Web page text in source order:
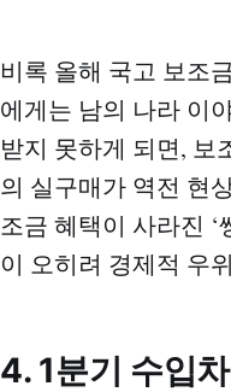
비록 올해 국고 보조
에게는 남의 나라 이
받지 못하게 되면, 보
의 실구매가 역전 현
조금 혜택이 사라진 ‘
이 오히려 경제적 우
4. 1분기 수입